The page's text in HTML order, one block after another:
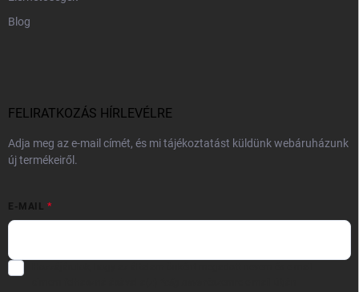
Blog
FELIRATKOZÁS HÍRLEVÉLRE
Adja meg az e-mail címét, és mi tájékoztatást küldünk webáruházunk
új termékeiről.
E-MAIL